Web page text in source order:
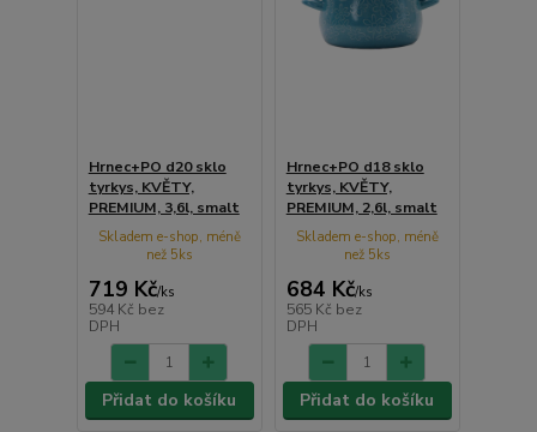
Hrnec+PO d20 sklo
tyrkys, KVĚTY,
PREMIUM, 3,6l, smalt
719 Kč/ks
594 Kč bez
DPH
Skladem e-shop, méně
než 5ks
Přidat do košíku
Hrnec+PO d18 sklo
tyrkys, KVĚTY,
PREMIUM, 2,6l, smalt
684 Kč/ks
565 Kč bez
DPH
Skladem e-shop, méně
než 5ks
Přidat do košíku